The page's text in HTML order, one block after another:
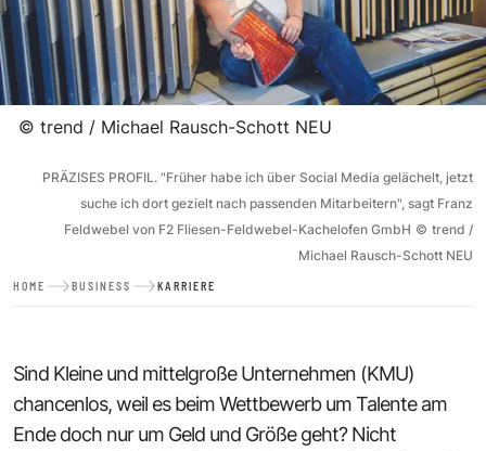
© trend / Michael Rausch-Schott NEU
PRÄZISES PROFIL. "Früher habe ich über Social Media gelächelt, jetzt
suche ich dort gezielt nach passenden Mitarbeitern", sagt Franz
Feldwebel von F2 Fliesen-Feldwebel-Kachelofen GmbH © trend /
Michael Rausch-Schott NEU
HOME BUSINESS KARRIERE
Sind Kleine und mittelgroße Unternehmen (KMU)
chancenlos, weil es beim Wettbewerb um Talente am
Ende doch nur um Geld und Größe geht? Nicht